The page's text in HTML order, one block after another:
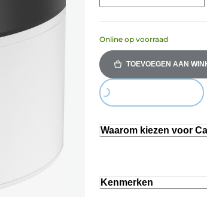
Online op voorraad
TOEVOEGEN AAN
Loading...
Waarom kiezen voor
Kenmerken